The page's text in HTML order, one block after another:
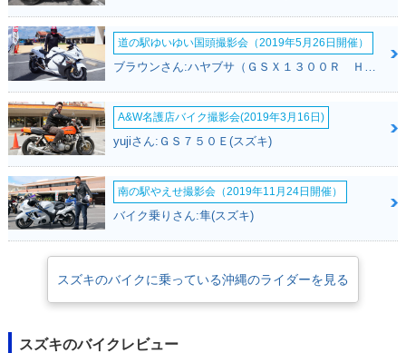
2002年 SKYWAVE
400・カラーチェン
ジ
2001年 SKYWAVE
400 Winter Versio
n・特別・限定仕様
2001年 SKYWAVE
400・マイナーチェ
ンジ
1999年 SKYWAVE
400・カラーチェン
400・新登場
道の駅ゆいゆい国頭撮影会（2019年5月26日開催）
ブラウンさん:ハヤブサ（ＧＳＸ１３００Ｒ Ｈａｙａｂｕｓａ）(スズキ)
A&W名護店バイク撮影会(2019年3月16日)
yujiさん:ＧＳ７５０Ｅ(スズキ)
南の駅やえせ撮影会（2019年11月24日開催）
バイク乗りさん:隼(スズキ)
スズキのバイクに乗っている沖縄のライダーを見る
スズキのバイクレビュー